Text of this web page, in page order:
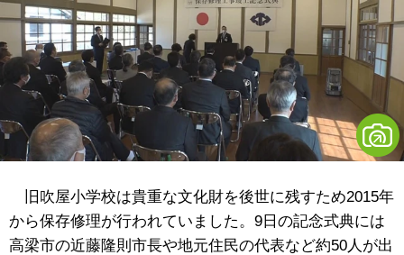
旧吹屋小学校は貴重な文化財を後世に残すため2015年
から保存修理が行われていました。9日の記念式典には
高梁市の近藤隆則市長や地元住民の代表など約50人が出